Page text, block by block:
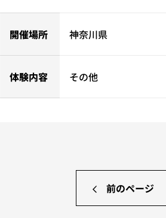
開催場所 神奈川県
体験内容 その他
前のページ